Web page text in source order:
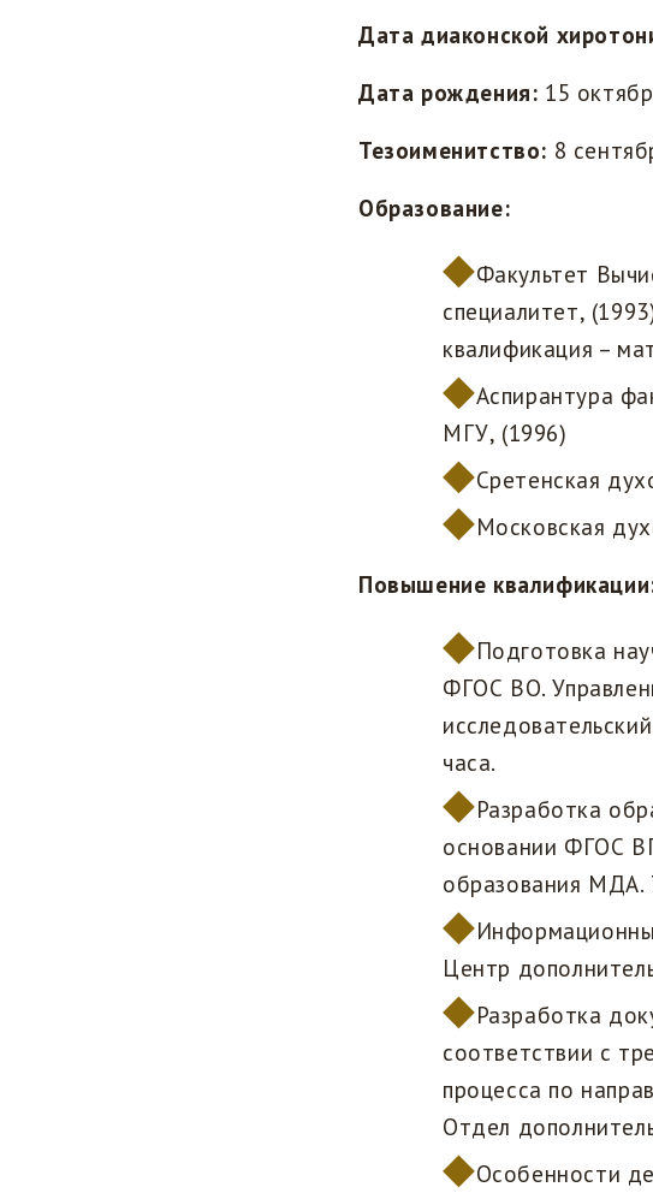
Дата диаконской
Дата рождения: 15
Тезоименитство: 8
Образование:
Факультет
специалитет,
квалификация –
Аспирантура
МГУ, (1996)
Сретенская
Московская
Повышение
Подготовка
ФГОС ВО.
часа.
Разработка
основании ФГОС
образования МДА.
Центр
Разработка
соответствии с
процесса по
Отдел
Особенности